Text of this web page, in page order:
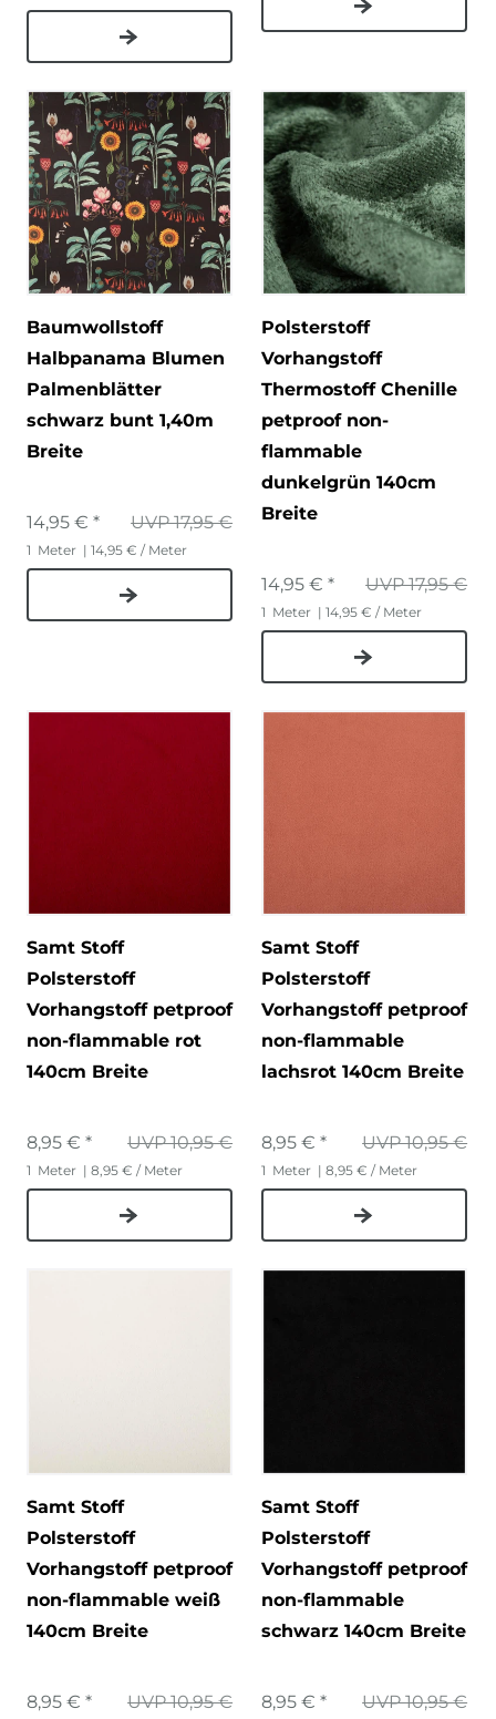
Baumwollstoff
Halbpanama Blumen
Palmenblätter
schwarz bunt 1,40m
Breite
UVP 17,95 €
14,95 € *
1 Meter | 14,95 € / Meter
Polsterstoff
Vorhangstoff
Thermostoff Chenille
petproof non-
flammable
dunkelgrün 140cm
Breite
UVP 17,95 €
14,95 € *
1 Meter | 14,95 € / Meter
Samt Stoff
Polsterstoff
Vorhangstoff petproof
non-flammable rot
140cm Breite
UVP 10,95 €
8,95 € *
1 Meter | 8,95 € / Meter
Samt Stoff
Polsterstoff
Vorhangstoff petproof
non-flammable
lachsrot 140cm Breite
UVP 10,95 €
8,95 € *
1 Meter | 8,95 € / Meter
Samt Stoff
Polsterstoff
Vorhangstoff petproof
non-flammable weiß
140cm Breite
UVP 10,95 €
8,95 € *
Samt Stoff
Polsterstoff
Vorhangstoff petproof
non-flammable
schwarz 140cm Breite
UVP 10,95 €
8,95 € *